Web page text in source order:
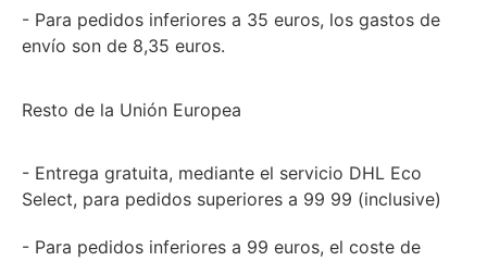
- Para pedidos inferiores a 35 euros, los gastos de
envío son de 8,35 euros.
Resto de la Unión Europea
- Entrega gratuita, mediante el servicio DHL Eco
Select, para pedidos superiores a 99 99 (inclusive)
- Para pedidos inferiores a 99 euros, el coste de